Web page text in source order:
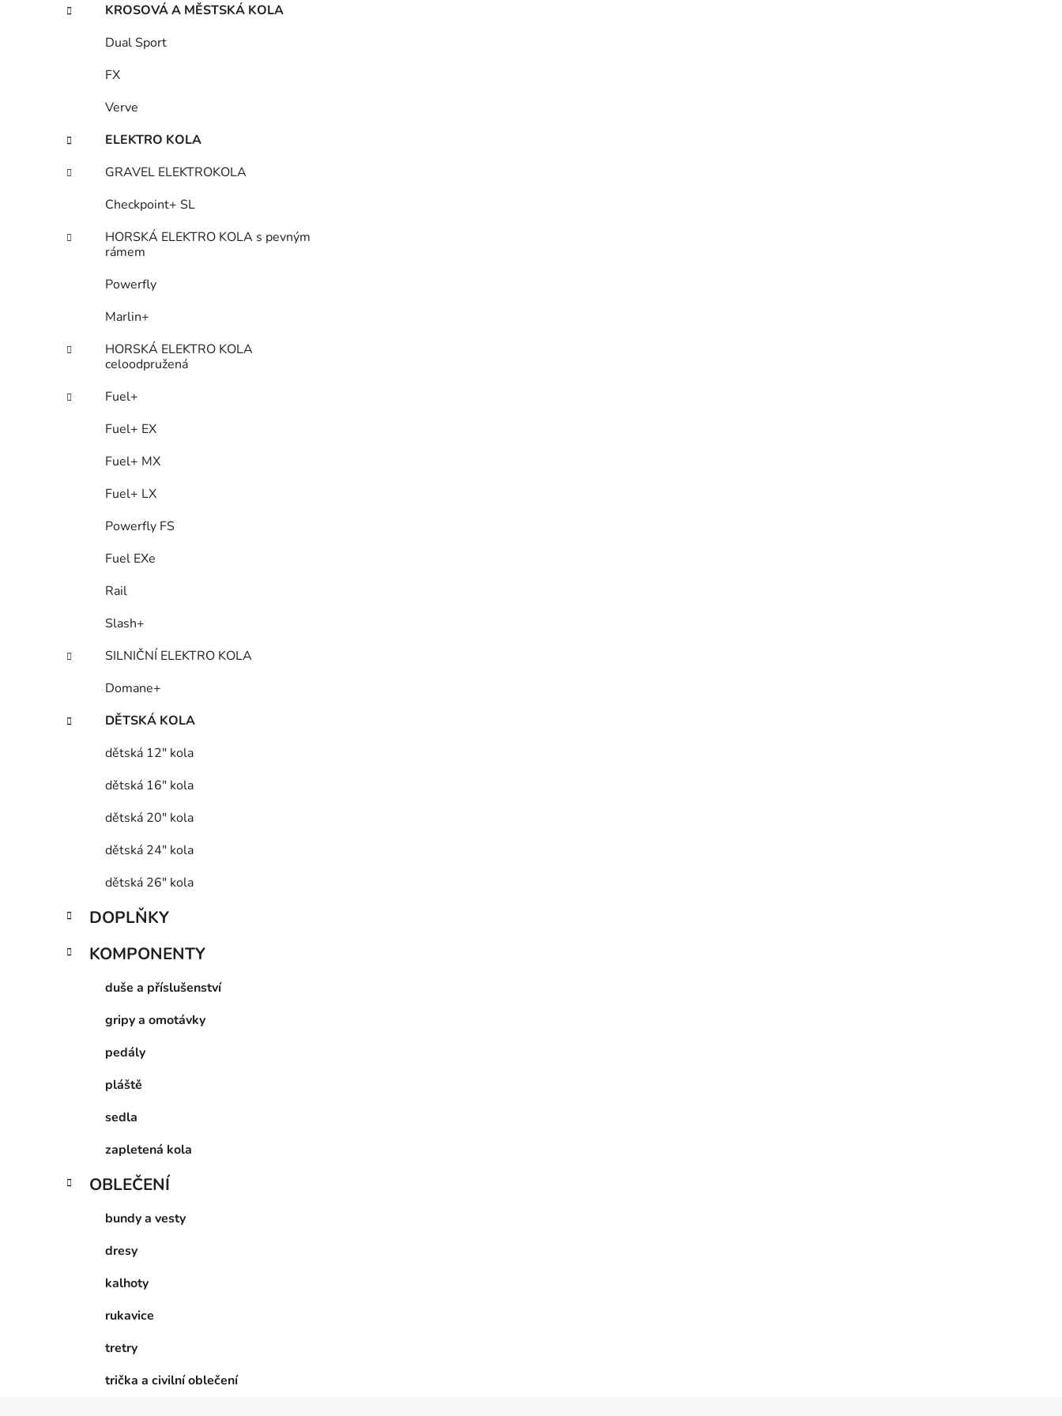
KROSOVÁ A MĚSTSKÁ KOLA
Dual Sport
FX
Verve
ELEKTRO KOLA
GRAVEL ELEKTROKOLA
Checkpoint+ SL
HORSKÁ ELEKTRO KOLA s pevným
rámem
Powerfly
Marlin+
HORSKÁ ELEKTRO KOLA
celoodpružená
Fuel+
Fuel+ EX
Fuel+ MX
Fuel+ LX
Powerfly FS
Fuel EXe
Rail
Slash+
SILNIČNÍ ELEKTRO KOLA
Domane+
DĚTSKÁ KOLA
dětská 12" kola
dětská 16" kola
dětská 20" kola
dětská 24" kola
dětská 26" kola
DOPLŇKY
KOMPONENTY
duše a příslušenství
gripy a omotávky
pedály
pláště
sedla
zapletená kola
OBLEČENÍ
bundy a vesty
dresy
kalhoty
rukavice
tretry
trička a civilní oblečení